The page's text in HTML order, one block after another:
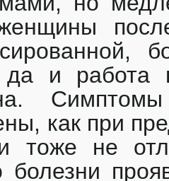
да и работа
как при
тоже не
болезни